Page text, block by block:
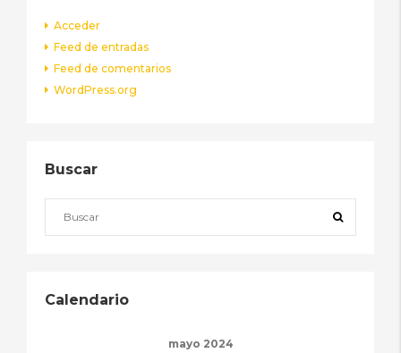
Acceder
Feed de entradas
Feed de comentarios
WordPress.org
Buscar
Calendario
mayo 2024